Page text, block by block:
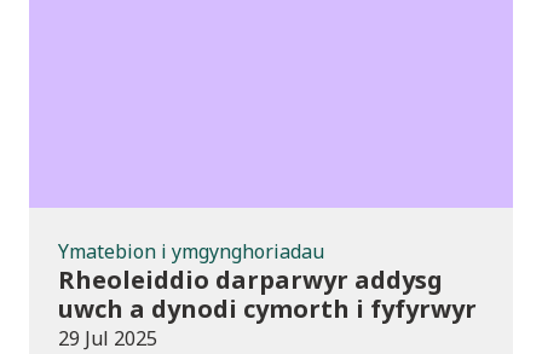
Ymatebion i ymgynghoriadau
Rheoleiddio darparwyr addysg
uwch a dynodi cymorth i fyfyrwyr
29 Jul 2025